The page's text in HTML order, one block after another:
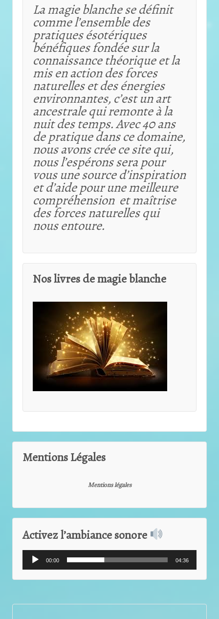
La magie blanche se définit
comme l’ensemble des
pratiques ésotériques
bénéfiques fondée sur la
connaissance théorique etla
mis en action des forces
naturelles et des énergies
environnantes, c’est un art
ancestrale qui remonte à la
nuit des temps. Avec 40 ans
de pratique dans ce domaine,
nous avons crée ce site qui,
nous l’espérons sera pour
vous une source d’inspiration
et d’aide pour une meilleure
compréhension et maîtrise
des forces naturelles qui
nous entoure.
Nos livres de magie blanche
Mentions Légales
Mentions légales
Activez l’ambiance sonore
audio
00:00 04:36